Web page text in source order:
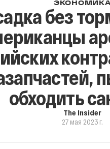
без
обходить
The Insider
27 мая 2023 г.